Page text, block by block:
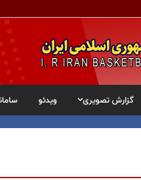
گزارش تصویری ویدئو